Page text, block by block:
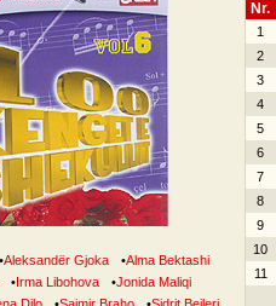
•Aleksandër Gjoka •Alma Bektashi
•Irma Libohova •Jonida Maliqi
Nr.
1
2
3
4
5
6
7
8
9
10
11